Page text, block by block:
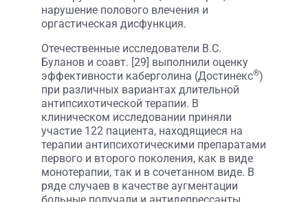
нарушение полового влечения и
оргастическая дисфункция.
Отечественные исследователи В.С.
Буланов и соавт. [29] выполнили оценку
эффективности каберголина (Достинекс®)
при различных вариантах длительной
антипсихотической терапии. В
клиническом исследовании приняли
участие 122 пациента, находящиеся на
терапии антипсихотическими препаратами
первого и второго поколения, как в виде
монотерапии, так и в сочетанном виде. В
ряде случаев в качестве аугментации